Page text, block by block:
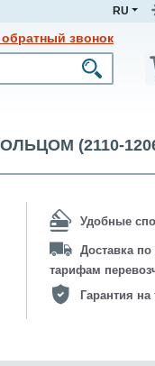
RU
обратный звонок
(2110-
Удобные
Доставка
тарифам
Гарантия на